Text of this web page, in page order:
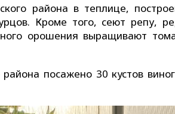
района в теплице,
Кроме того, сеют репу,
орошения выращивают
посажено 30 кустов